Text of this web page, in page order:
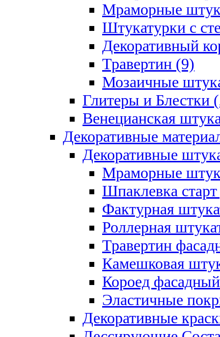
Мраморные
Штукатурки с
Декоративный
Травертин (9)
Мозаичные
Глитеры и Блестки
Венецианская
Декоративные
Декоративные
Мраморные
Шпаклевка
Фактурная
Роллерная
Травертин
Камешковая
Короед
Эластичные
Декоративные